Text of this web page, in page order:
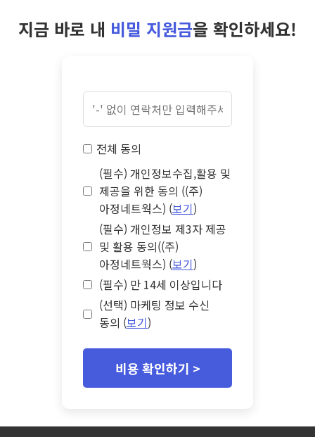
지금 바로 내 비밀 지원금을 확인하세요!
전체 동의
(필수) 개인정보수집,활용 및
제공을 위한 동의 ((주)
아정네트웍스) (보기)
(필수) 개인정보 제3자 제공
및 활용 동의((주)
아정네트웍스) (보기)
(필수) 만 14세 이상입니다
(선택) 마케팅 정보 수신
동의 (보기)
비용 확인하기 >